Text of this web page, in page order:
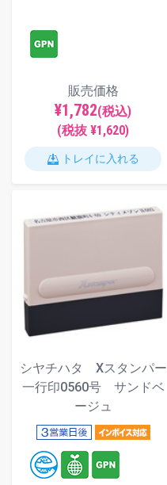
販売価格
¥1,782(税込)
(税抜 ¥1,620)
トレイに入れる
シヤチハタ Xスタンパー
一行印0560号 サンドベ
ージュ